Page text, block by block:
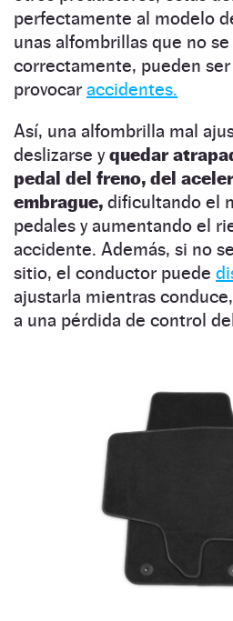
perfectamente al modelo
unas alfombrillas que no
correctamente, pueden
provocar accidentes.
Así, una alfombrilla mal
deslizarse yquedar
pedal del freno, del
embrague, dificultando el
pedales y aumentando el
accidente. Además, si no
sitio, el conductor puede
ajustarla mientras
a una pérdida de control